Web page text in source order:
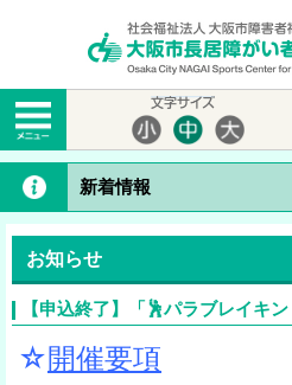
新着情報
お知らせ
【申込終了】「🕺パラブレイキ
☆開催要項